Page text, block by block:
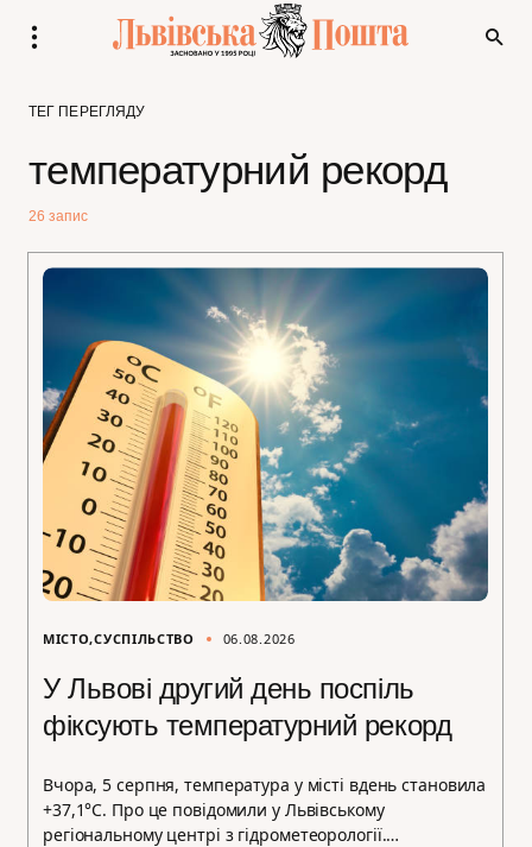
ТЕГ ПЕРЕГЛЯДУ
температурний рекорд
26 запис
МІСТО СУСПІЛЬСТВО 06.08.2026
У Львові другий день поспіль
фіксують температурний рекорд
Вчора, 5 серпня, температура у місті вдень становила
+37,1°C. Про це повідомили у Львівському
регіональному центрі з гідрометеорології.…